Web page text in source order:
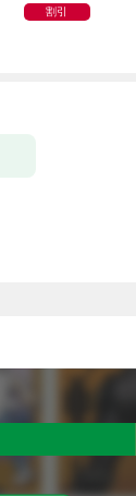
割引